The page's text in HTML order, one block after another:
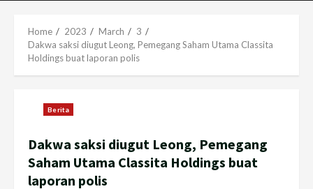
Home 2023 March
3
Dakwa saksi diugut Leong, Pemegang Saham Utama Classita
Holdings buat laporan polis
Berita
Dakwa saksi diugut Leong, Pemegang
Saham Utama Classita Holdings buat
laporan polis